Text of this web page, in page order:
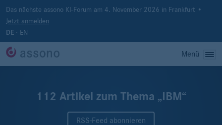
Das nächste assono KI-Forum am 4. November 2026 in Frankfurt •
Jetzt anmelden
DE · EN
Menü
112 Artikel zum Thema „IBM“
RSS-Feed abonnieren